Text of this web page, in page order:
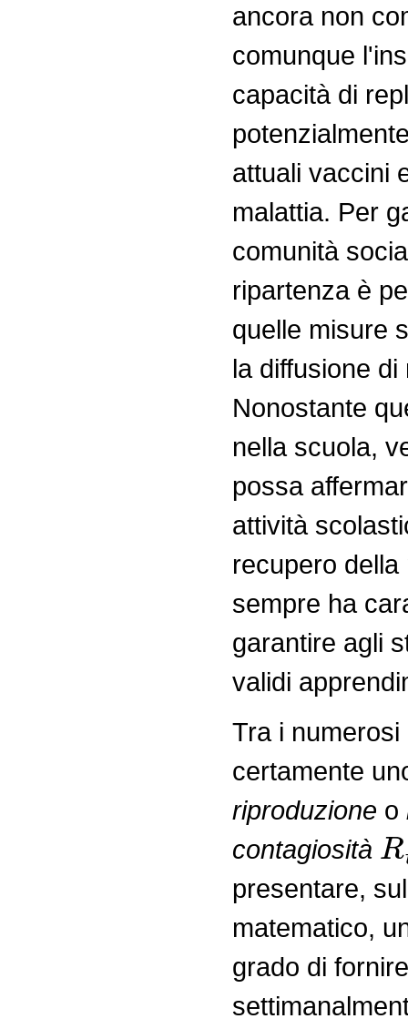
ancora non
comunque
capacità di
attuali vaccini
malattia. Per
comunità
ripartenza è
quelle misure
la diffusione
Nonostante
nella scuola,
possa
attività
recupero
sempre ha
garantire agli
validi
Tra i
certamente
riproduzione o
contagiosità
R
presentare,
matematico,
grado di